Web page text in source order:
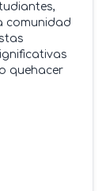
comunidad
quehacer